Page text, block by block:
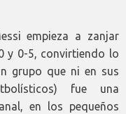
empieza a zanjar
y 0-5, convirtiendo lo
grupo que ni en sus
fue una
en los pequeños